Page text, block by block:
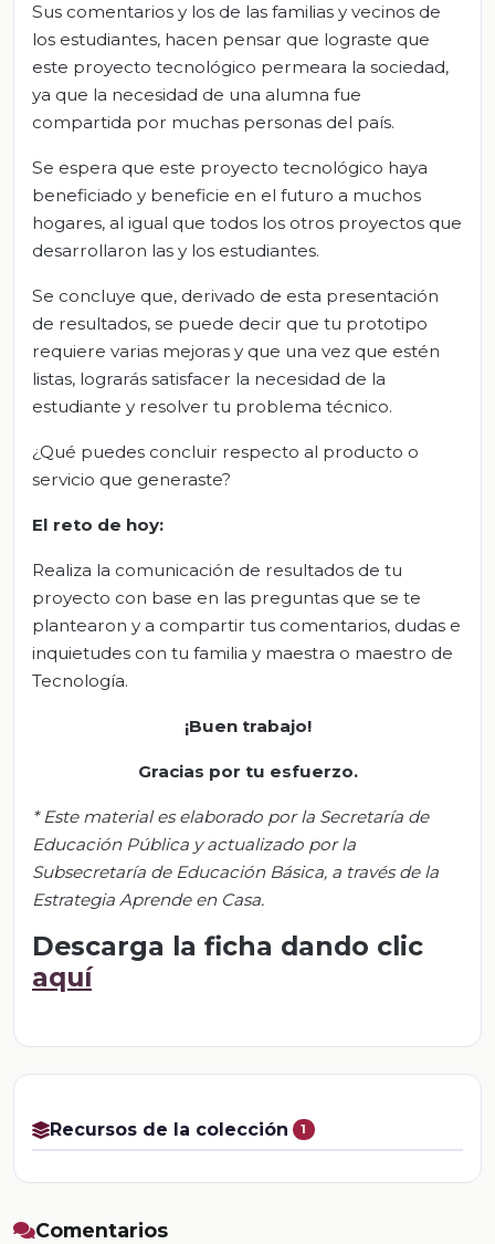
Sus comentarios y los de las familias y vecinos de
los estudiantes, hacen pensar que lograste que
este proyecto tecnológico permeara la sociedad,
ya que la necesidad de una alumna fue
compartida por muchas personas del país.
Se espera que este proyecto tecnológico haya
beneficiado y beneficie en el futuro a muchos
hogares, al igual que todos los otros proyectos que
desarrollaron las y los estudiantes.
Se concluye que, derivado de esta presentación
de resultados, se puede decir que tu prototipo
requiere varias mejoras y que una vez que estén
listas, lograrás satisfacer la necesidad de la
estudiante y resolver tu problema técnico.
¿Qué puedes concluir respecto al producto o
servicio que generaste?
El reto de hoy:
Realiza la comunicación de resultados de tu
proyecto con base en las preguntas que se te
plantearon y a compartir tus comentarios, dudas e
inquietudes con tu familia y maestra o maestro de
Tecnología.
¡Buen trabajo!
Gracias por tu esfuerzo.
*Este material es elaborado por la Secretaría de
Educación Pública y actualizado por la
Subsecretaría de Educación Básica, a través de la
Estrategia Aprende en Casa.
Descarga la ficha dando clic
aquí
Recursos de la colección 1
Comentarios